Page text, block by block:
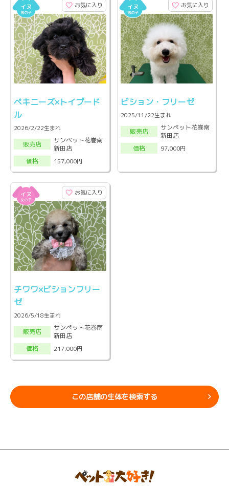
お気に入り
ペキニーズ×トイプード
ル
2026/2/22生まれ
販売店
サンペット花巻南
新田店
価格
157,000円
お気に入り
ビション・フリーゼ
2025/11/22生まれ
販売店
サンペット花巻南
新田店
価格
97,000円
お気に入り
チワワ×ビションフリー
ゼ
2026/5/18生まれ
販売店
サンペット花巻南
新田店
価格
217,000円
この店舗の生体を検索する